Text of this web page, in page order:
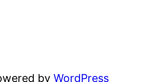
byWordPress